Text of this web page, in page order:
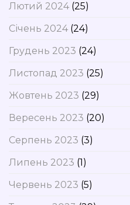
Лютий 2024(25)
Січень 2024(24)
Грудень 2023 (24)
Листопад 2023 (25)
Жовтень 2023 (29)
Вересень 2023 (20)
Серпень 2023 (3)
Липень 2023 (1)
Червень 2023 (5)